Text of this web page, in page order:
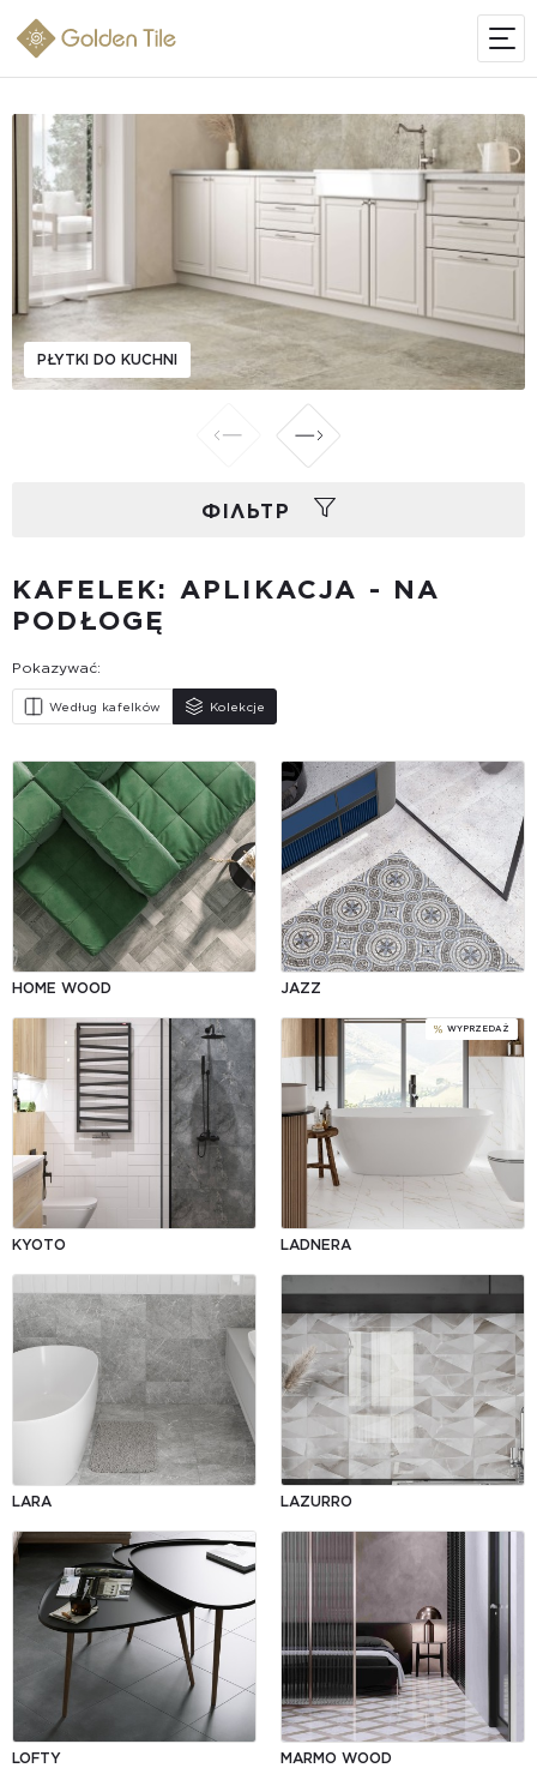
PŁYTKI DO KUCHNI
ФIЛЬТР
KAFELEK: APLIKACJA - NA
PODŁOGĘ
Pokazywać:
Według kafelków Kolekcje
HOME WOOD JAZZ
KYOTO LADNERA
LARA LAZURRO
LOFTY MARMO WOOD